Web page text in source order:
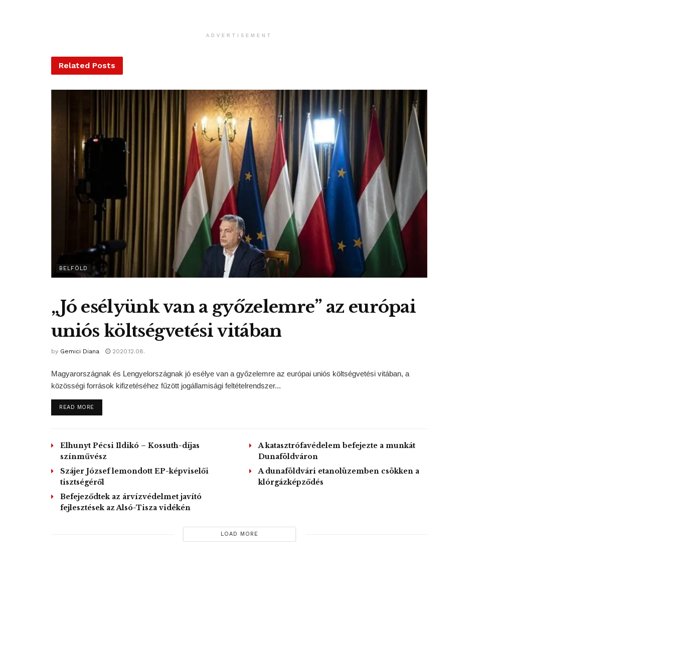
ADVERTISEMENT
Related Posts
BELFÖLD
„Jó esélyünk van a győzelemre” az európai
uniós költségvetési vitában
by Gemici Diana 2020.12.08.
Magyarországnak és Lengyelországnak jó esélye van a győzelemre az európai uniós költségvetési vitában, a
közösségi források kifizetéséhez fűzött jogállamisági feltételrendszer...
READ MOREDETAILS
Elhunyt Pécsi Ildikó – Kossuth-díjas
színművész
Szájer József lemondott EP-képviselői
tisztségéről
Befejeződtek az árvízvédelmet javító
fejlesztések az Alsó-Tisza vidékén
A katasztrófavédelem befejezte a munkát
Dunaföldváron
A dunaföldvári etanolüzemben csökken a
klórgázképződés
LOAD MORE